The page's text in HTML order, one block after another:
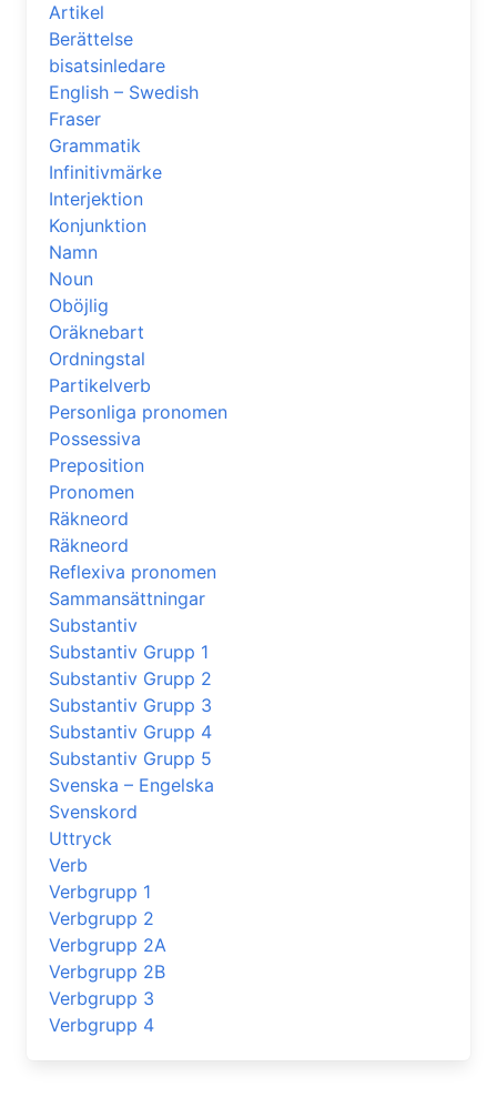
Artikel
Berättelse
bisatsinledare
English – Swedish
Fraser
Grammatik
Infinitivmärke
Interjektion
Konjunktion
Namn
Noun
Oböjlig
Oräknebart
Ordningstal
Partikelverb
Personliga pronomen
Possessiva
Preposition
Pronomen
Räkneord
Räkneord
Reflexiva pronomen
Sammansättningar
Substantiv
Substantiv Grupp 1
Substantiv Grupp 2
Substantiv Grupp 3
Substantiv Grupp 4
Substantiv Grupp 5
Svenska – Engelska
Svenskord
Uttryck
Verb
Verbgrupp 1
Verbgrupp 2
Verbgrupp 2A
Verbgrupp 2B
Verbgrupp 3
Verbgrupp 4